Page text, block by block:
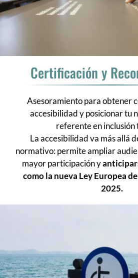
Certificación y
Asesoramiento para obtener
accesibilidad y posicionar tu
referente en inclusión
La accesibilidad va más allá
normativo: permite ampliar
mayor participación y
como la nueva Ley Europea
2025.